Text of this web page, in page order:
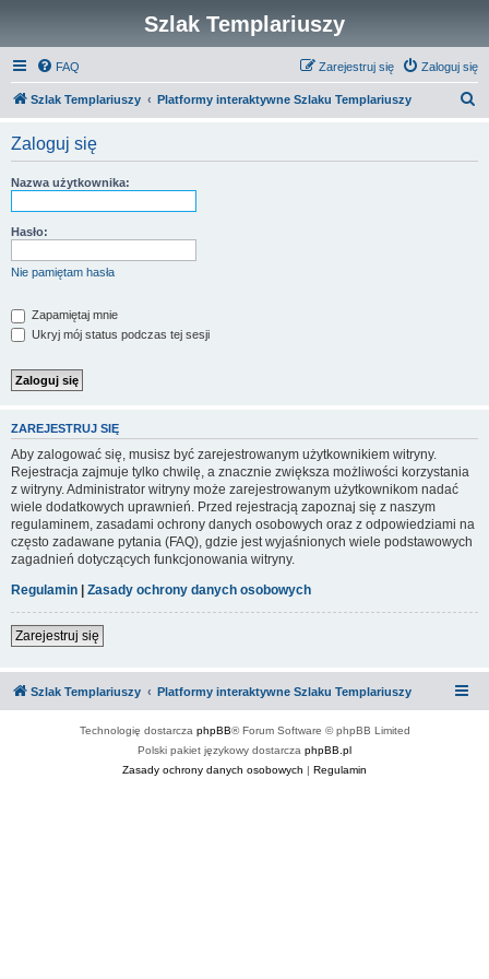
Szlak Templariuszy
FAQ Zaloguj się
Zarejestruj się
Szlak Templariuszy Platformy interaktywne Szlaku Templariuszy
Zaloguj się
Nazwa użytkownika:
Hasło:
Nie pamiętam hasła
Zapamiętaj mnie
Ukryj mój status podczas tej sesji
ZAREJESTRUJ SIĘ
Aby zalogować się, musisz być zarejestrowanym użytkownikiem witryny.
Rejestracja zajmuje tylko chwilę, a znacznie zwiększa możliwości korzystania
z witryny. Administrator witryny może zarejestrowanym użytkownikom nadać
wiele dodatkowych uprawnień. Przed rejestracją zapoznaj się z naszym
regulaminem, zasadami ochrony danych osobowych oraz z odpowiedziami na
często zadawane pytania (FAQ), gdzie jest wyjaśnionych wiele podstawowych
zagadnień dotyczących funkcjonowania witryny.
Regulamin | Zasady ochrony danych osobowych
Zarejestruj się
Szlak Templariuszy Platformy interaktywne Szlaku Templariuszy
Technologię dostarcza phpBB® Forum Software © phpBB Limited
Polski pakiet językowy dostarcza phpBB.pl
Zasady ochrony danych osobowych | Regulamin